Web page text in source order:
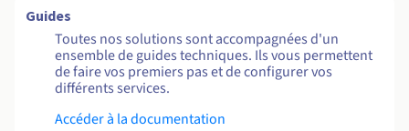
Guides
Toutes nos solutions sont accompagnées d'un
ensemble de guides techniques. Ils vous permettent
de faire vos premiers pas et de configurer vos
différents services.
Accéder à la documentation